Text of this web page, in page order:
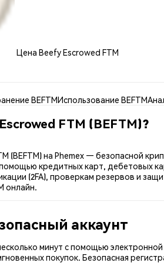
Цена Beefy Escrowed FTM
BEFTMИспользование BEFTM
FTM (BEFTM)?
(BEFTM) на Phemex — безопасной
помощью кредитных карт, дебетовых
(2FA), проверкам резервов и
онлайн.
аккаунт
минут с помощью
покупок. Безопасная